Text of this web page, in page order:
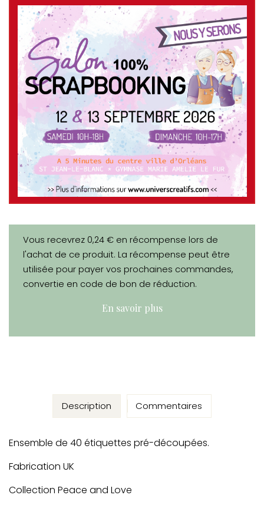
Vous recevrez 0,24 € en récompense lors de
l'achat de ce produit. La récompense peut être
utilisée pour payer vos prochaines commandes,
convertie en code de bon de réduction.
En savoir plus
Description
Ensemble de 40 étiquettes pré-découpées.
Fabrication UK
Collection Peace and Love
Commentaires